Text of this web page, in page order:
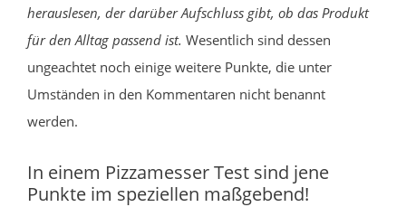
herauslesen, der darüber Aufschluss gibt, ob das Produkt
für den Alltag passend ist. Wesentlich sind dessen
ungeachtet noch einige weitere Punkte, die unter
Umständen in den Kommentaren nicht benannt
werden.
In einem Pizzamesser Test sind jene
Punkte im speziellen maßgebend!